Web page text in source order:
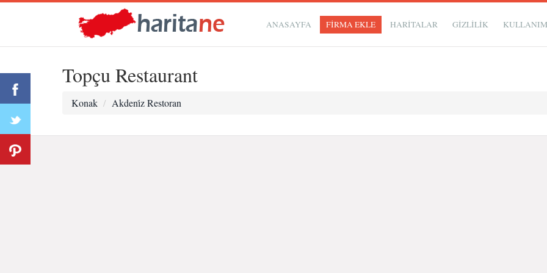
ANASAYFA FİRMA EKLE HARİTALAR GIZLILIK
Topçu Restaurant
Konak Akdeni̇z Restoran